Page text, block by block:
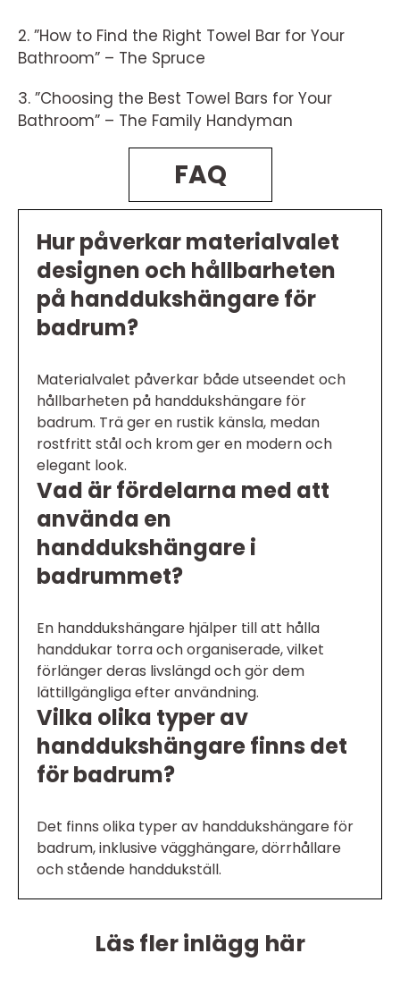
2. ”How to Find the Right Towel Bar for Your
Bathroom” – The Spruce
3. ”Choosing the Best Towel Bars for Your
Bathroom” – The Family Handyman
FAQ
Hur påverkar materialvalet
designen och hållbarheten
på handdukshängare för
badrum?
Materialvalet påverkar både utseendet och
hållbarheten på handdukshängare för
badrum. Trä ger en rustik känsla, medan
rostfritt stål och krom ger en modern och
elegant look.
Vad är fördelarna med att
använda en
handdukshängare i
badrummet?
En handdukshängare hjälper till att hålla
handdukar torra och organiserade, vilket
förlänger deras livslängd och gör dem
lättillgängliga efter användning.
Vilka olika typer av
handdukshängare finns det
för badrum?
Det finns olika typer av handdukshängare för
badrum, inklusive vägghängare, dörrhållare
och stående handdukställ.
Läs fler inlägg här